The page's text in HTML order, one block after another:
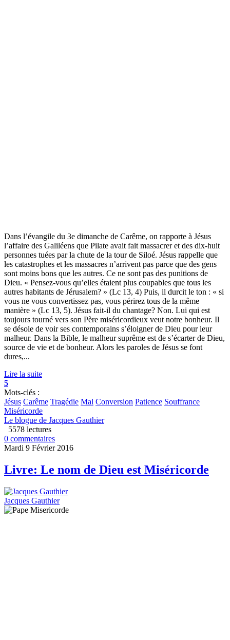
Dans l’évangile du 3e dimanche de Carême, on rapporte à Jésus
l’affaire des Galiléens que Pilate avait fait massacrer et des dix-huit
personnes tuées par la chute de la tour de Siloé. Jésus rappelle que
les catastrophes et les massacres n’arrivent pas parce que des gens
sont moins bons que les autres. Ce ne sont pas des punitions de
Dieu. « Pensez-vous qu’elles étaient plus coupables que tous les
autres habitants de Jérusalem? » (Lc 13, 4) Puis, il durcit le ton : « si
vous ne vous convertissez pas, vous périrez tous de la même
manière » (Lc 13, 5). Jésus fait-il du chantage? Non. Lui qui est
toujours tourné vers son Père miséricordieux veut notre bonheur. Il
se désole de voir ses contemporains s’éloigner de Dieu pour leur
malheur. Dans la Bible, le malheur suprême est de s’écarter de Dieu,
source de vie et de bonheur. Alors les paroles de Jésus se font
dures,...
Lire la suite
5
Mots-clés :
Jésus Carême Tragédie Mal Conversion Patience Souffrance
Miséricorde
Le blogue de Jacques Gauthier
5578 lectures
0 commentaires
Mardi 9 Février 2016
Livre: Le nom de Dieu est Miséricorde
Jacques Gauthier